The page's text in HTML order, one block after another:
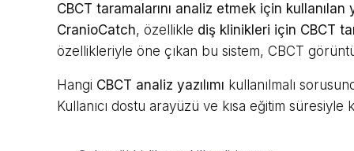
CBCT taramalarını analiz etmek için kullanılan
CranioCatch, özellikle diş klinikleri için CBCT
özellikleriyle öne çıkan bu sistem, CBCT
Hangi CBCT analiz yazılımı kullanılmalı
Kullanıcı dostu arayüzü ve kısa eğitim